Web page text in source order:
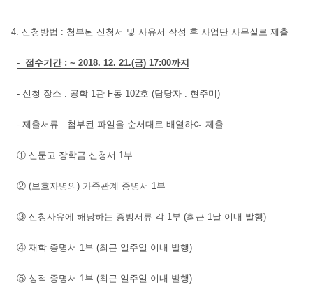
4. 신청방법 : 첨부된 신청서 및 사유서 작성 후 사업단 사무실로 제출
- 접수기간 : ~ 2018. 12. 21.(금) 17:00까지
- 신청 장소 : 공학 1관 F동 102호 (담당자 : 현주미)
- 제출서류 : 첨부된 파일을 순서대로 배열하여 제출
① 신문고 장학금 신청서 1부
② (보호자명의) 가족관계 증명서 1부
③ 신청사유에 해당하는 증빙서류 각 1부 (최근 1달 이내 발행)
④ 재학 증명서 1부 (최근 일주일 이내 발행)
⑤ 성적 증명서 1부 (최근 일주일 이내 발행)